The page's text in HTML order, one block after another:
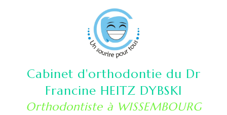
Cabinet d'orthodontie du Dr
Francine HEITZ DYBSKI
Orthodontiste à WISSEMBOURG